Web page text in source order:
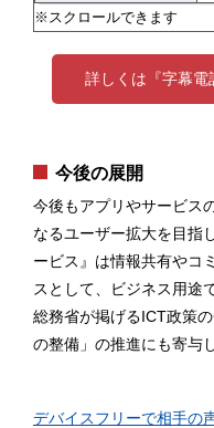
詳しくは『字幕電
今後の展開
今後もアプリやサービス
なるユーザー拡大を目指
ービス』は情報共有やコ
スとして、ビジネス用途
総務省が掲げるICT政策
の整備」の推進にも寄与
デバイスフリーで相手の